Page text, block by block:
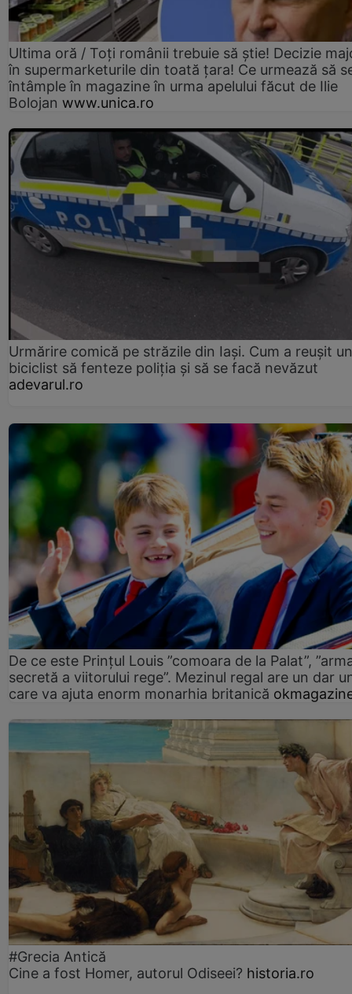
Ultima oră / Toți românii trebuie să știe! Decizie
în supermarketurile din toată țara! Ce urmează să
întâmple în magazine în urma apelului făcut de Ilie
Bolojan www.unica.ro
Urmărire comică pe străzile din Iași. Cum a reușit un
biciclist să fenteze poliția și să se facă nevăzut
adevarul.ro
De ce este Prințul Louis ”comoara de la Palat”,
secretă a viitorului rege”. Mezinul regal are un dar
care va ajuta enorm monarhia britanică
#Grecia Antică
Cine a fost Homer, autorul Odiseei? historia.ro